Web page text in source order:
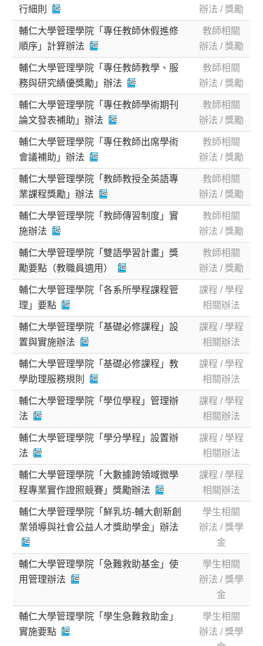
行細則
辦法 / 獎勵
輔仁大學管理學院「專任教師休假進修
順序」計算辦法
教師相關
辦法 / 獎勵
輔仁大學管理學院「專任教師教學、服
務與研究績優獎勵」辦法
教師相關
辦法 / 獎勵
輔仁大學管理學院「專任教師學術期刊
論文發表補助」辦法
教師相關
辦法 / 獎勵
輔仁大學管理學院「專任教師出席學術
會議補助」辦法
教師相關
辦法 / 獎勵
輔仁大學管理學院「教師教授全英語專
業課程獎勵」辦法
教師相關
辦法 / 獎勵
輔仁大學管理學院「教師傳習制度」實
施辦法
教師相關
辦法 / 獎勵
輔仁大學管理學院「雙語學習計畫」獎
勵要點（教職員適用）
教師相關
辦法 / 獎勵
輔仁大學管理學院「各系所學程課程管
理」要點
課程 / 學程
相關辦法
輔仁大學管理學院「基礎必修課程」設
置與實施辦法
課程 / 學程
相關辦法
輔仁大學管理學院「基礎必修課程」教
學助理服務規則
課程 / 學程
相關辦法
輔仁大學管理學院「學位學程」管理辦
法
課程 / 學程
相關辦法
輔仁大學管理學院「學分學程」設置辦
法
課程 / 學程
相關辦法
輔仁大學管理學院「大數據跨領域微學
程專業實作證照競賽」獎勵辦法
課程 / 學程
相關辦法
輔仁大學管理學院「鮮乳坊-輔大創新創
業領導與社會公益人才獎助學金」辦法
學生相關
辦法 / 獎學
金
輔仁大學管理學院「急難救助基金」使
用管理辦法
學生相關
辦法 / 獎學
金
輔仁大學管理學院「學生急難救助金」
實施要點
學生相關
辦法 / 獎學